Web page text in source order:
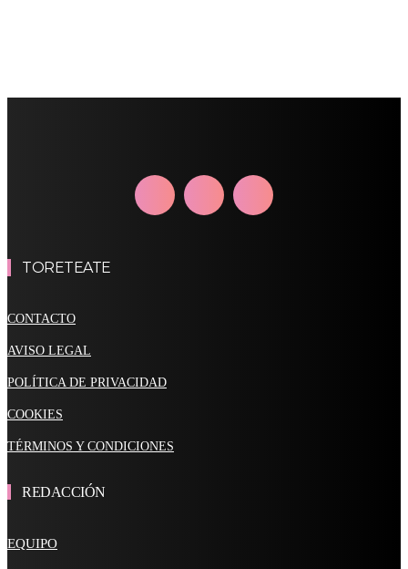
TORETEATE
CONTACTO
AVISO LEGAL
POLÍTICA DE PRIVACIDAD
COOKIES
TÉRMINOS Y CONDICIONES
REDACCIÓN
EQUIPO